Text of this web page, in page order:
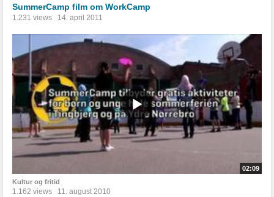
SummerCamp film om WorkCamp
1.231 views 14. april 2011
02:09
Kultur og fritid
1.162 views 11. august 2010